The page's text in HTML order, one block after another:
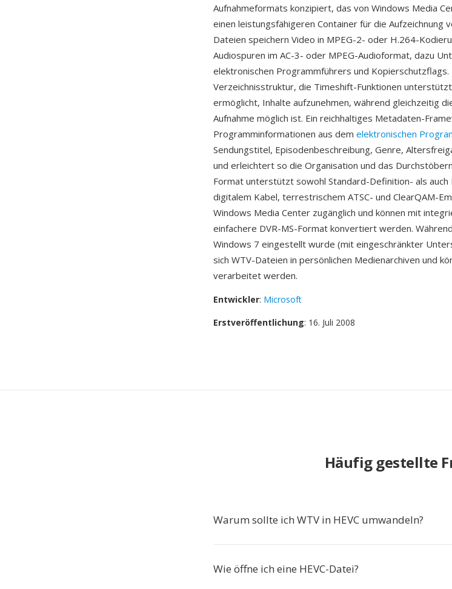
Aufnahmeformats konzipiert, das von Windows Media
einen leistungsfähigeren Container für die Aufzeichnung
Dateien speichern Video in MPEG-2- oder H.264-
Audiospuren im AC-3- oder MPEG-Audioformat, dazu
elektronischen Programmführers und
Verzeichnisstruktur, die Timeshift-Funktionen
ermöglicht, Inhalte aufzunehmen, während gleichzeitig
Aufnahme möglich ist. Ein reichhaltiges Metadaten-
Programminformationen aus dem elektronischen
Sendungstitel, Episodenbeschreibung, Genre,
und erleichtert so die Organisation und das
Format unterstützt sowohl Standard-Definition- als auch
digitalem Kabel, terrestrischem ATSC- und ClearQAM-
Windows Media Center zugänglich und können mit
einfachere DVR-MS-Format konvertiert werden.
Windows 7 eingestellt wurde (mit eingeschränkter
sich WTV-Dateien in persönlichen Medienarchiven und
verarbeitet werden.
Entwickler: Microsoft
Erstveröffentlichung: 16. Juli 2008
Häufig gestellte
Warum sollte ich WTV in HEVC umwandeln?
Wie öffne ich eine HEVC-Datei?